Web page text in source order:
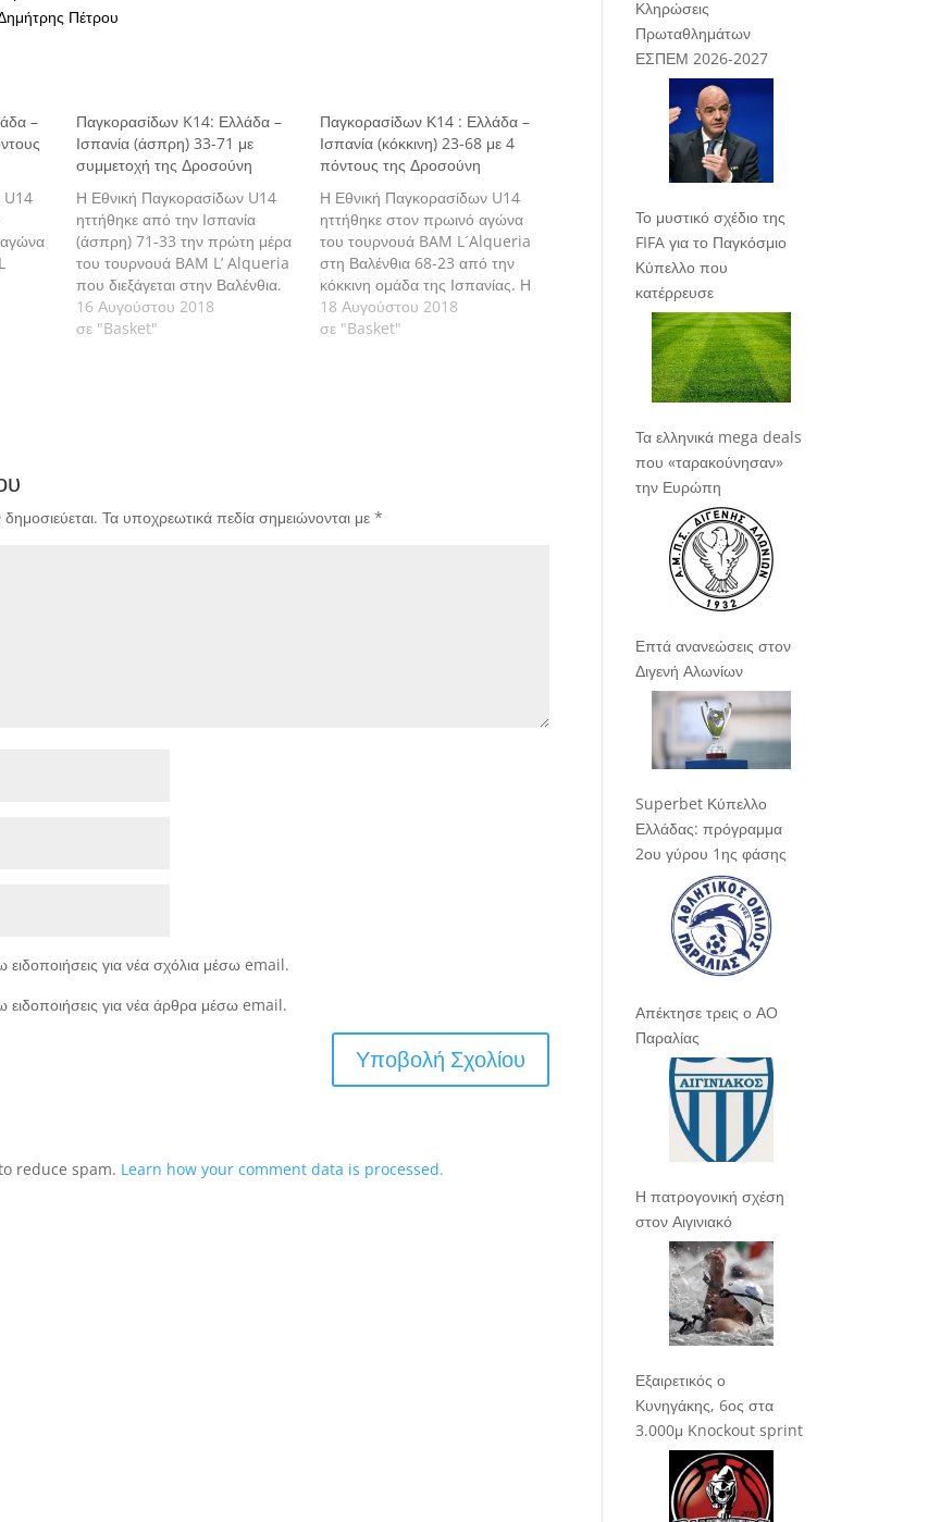
Πέτρου
–
U14
αγώνα
Παγκορασίδων K14: Ελλάδα –
Ισπανία (άσπρη) 33-71 με
συμμετοχή της Δροσούνη
Η Εθνική Παγκορασίδων U14
ηττήθηκε από την Ισπανία
(άσπρη) 71-33 την πρώτη μέρα
του τουρνουά BAM L’ Alqueria
που διεξάγεται στην Βαλένθια.
16 Αυγούστου 2018
σε "Basket"
Παγκορασίδων Κ14 : Ελλάδα –
Ισπανία (κόκκινη) 23-68 με 4
πόντους της Δροσούνη
Η Εθνική Παγκορασίδων U14
ηττήθηκε στον πρωινό αγώνα
του τουρνουά BAM L´Alqueria
στη Βαλένθια 68-23 από την
κόκκινη ομάδα της Ισπανίας. Η
Ελλάδα θα αντιμετωπίσει την
Πολωνία για τις θέσεις 5-6 στις
18 Αυγούστου 2018
σε "Basket"
Τα υποχρεωτικά πεδία σημειώνονται με *
για νέα σχόλια μέσω email.
για νέα άρθρα μέσω email.
reduce spam. Learn how your comment data is processed.
Κληρώσεις
Πρωταθλημάτων
ΕΣΠΕΜ 2026-2027
Το μυστικό σχέδιο της
FIFA για το Παγκόσμιο
Κύπελλο που
κατέρρευσε
Τα ελληνικά mega deals
που «ταρακούνησαν»
την Ευρώπη
Επτά ανανεώσεις στον
Διγενή Αλωνίων
Superbet Κύπελλο
Ελλάδας: πρόγραμμα
2ου γύρου 1ης φάσης
Απέκτησε τρεις ο ΑΟ
Παραλίας
Η πατρογονική σχέση
στον Αιγινιακό
Εξαιρετικός ο
Κυνηγάκης, 6ος στα
3.000μ Knockout sprint